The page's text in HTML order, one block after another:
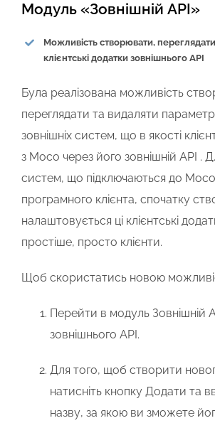
Модуль «Зовнішній API»
Можливість створювати,
клієнтські додатки зовнішнього API
Була реалізована можливість
переглядати та видаляти
зовнішніх систем, що в якості
з Мосо через його зовнішній API .
систем, що підключаються до Мосо
програмного клієнта, спочатку
налаштовується ці клієнтські
простіше, просто клієнти.
Щоб скористатись новою
Перейти в модуль Зовнішній
зовнішнього АРІ.
Для того, щоб створити
натисніть кнопку Додати та
назву, за якою ви зможете